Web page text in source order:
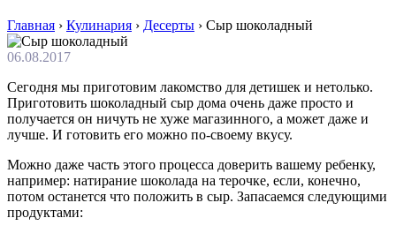
Главная › Кулинария › Десерты › Сыр шоколадный
06.08.2017
Сегодня мы приготовим лакомство для детишек и нетолько.
Приготовить шоколадный сыр дома очень даже просто и
получается он ничуть не хуже магазинного, а может даже и
лучше. И готовить его можно по-своему вкусу.
Можно даже часть этого процесса доверить вашему ребенку,
например: натирание шоколада на терочке, если, конечно,
потом останется что положить в сыр. Запасаемся следующими
продуктами: